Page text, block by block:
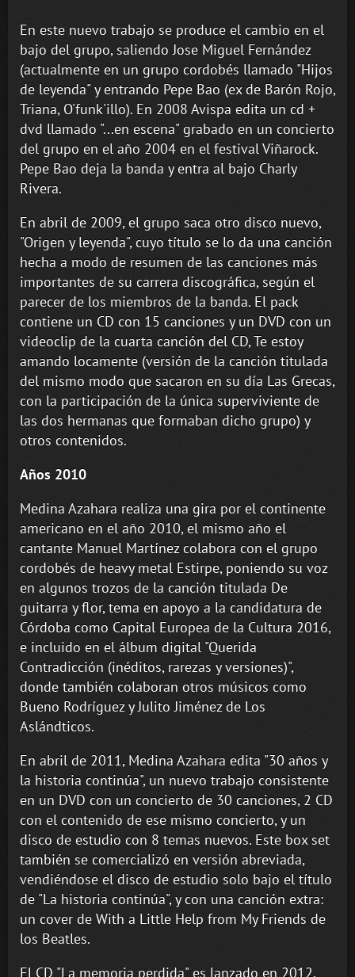
En este nuevo trabajo se produce el cambio en el
bajo del grupo, saliendo Jose Miguel Fernández
(actualmente en un grupo cordobés llamado "Hijos
de leyenda" y entrando Pepe Bao (ex de Barón Rojo,
Triana, O'funk'illo). En 2008 Avispa edita un cd +
dvd llamado "...en escena" grabado en un concierto
del grupo en el año 2004 en el festival Viñarock.
Pepe Bao deja la banda y entra al bajo Charly
Rivera.
En abril de 2009, el grupo saca otro disco nuevo,
"Origen y leyenda", cuyo título se lo da una canción
hecha a modo de resumen de las canciones más
importantes de su carrera discográfica, según el
parecer de los miembros de la banda. El pack
contiene un CD con 15 canciones y un DVD con un
videoclip de la cuarta canción del CD, Te estoy
amando locamente (versión de la canción titulada
del mismo modo que sacaron en su día Las Grecas,
con la participación de la única superviviente de
las dos hermanas que formaban dicho grupo) y
otros contenidos.
Años 2010
Medina Azahara realiza una gira por el continente
americano en el año 2010, el mismo año el
cantante Manuel Martínez colabora con el grupo
cordobés de heavy metal Estirpe, poniendo su voz
en algunos trozos de la canción titulada De
guitarra y flor, tema en apoyo a la candidatura de
Córdoba como Capital Europea de la Cultura 2016,
e incluido en el álbum digital "Querida
Contradicción (inéditos, rarezas y versiones)",
donde también colaboran otros músicos como
Bueno Rodríguez y Julito Jiménez de Los
Aslándticos.
En abril de 2011, Medina Azahara edita "30 años y
la historia continúa", un nuevo trabajo consistente
en un DVD con un concierto de 30 canciones, 2 CD
con el contenido de ese mismo concierto, y un
disco de estudio con 8 temas nuevos. Este box set
también se comercializó en versión abreviada,
vendiéndose el disco de estudio solo bajo el título
de "La historia continúa", y con una canción extra:
un cover de With a Little Help from My Friends de
los Beatles.
El CD "La memoria perdida" es lanzado en 2012,